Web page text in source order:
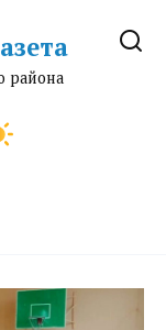
района